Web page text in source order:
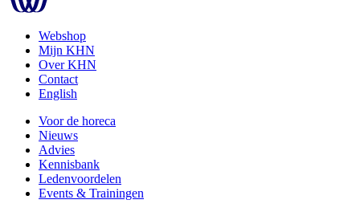
Webshop
Mijn KHN
Over KHN
Contact
English
Voor de horeca
Nieuws
Advies
Kennisbank
Ledenvoordelen
Events & Trainingen